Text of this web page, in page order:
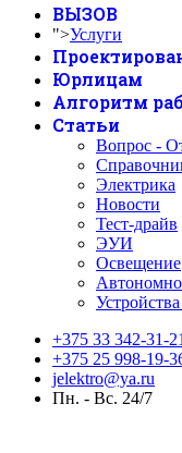
ВЫЗОВ
">Услуги
Юрлицам
Алгоритм
Статьи
Вопрос -
Электрика
Новости
Тест-драйв
ЭУИ
Освещение
+375 33 342-31-21
+375 25 998-19-
jelektro@ya.ru
Пн. - Вс. 24/7